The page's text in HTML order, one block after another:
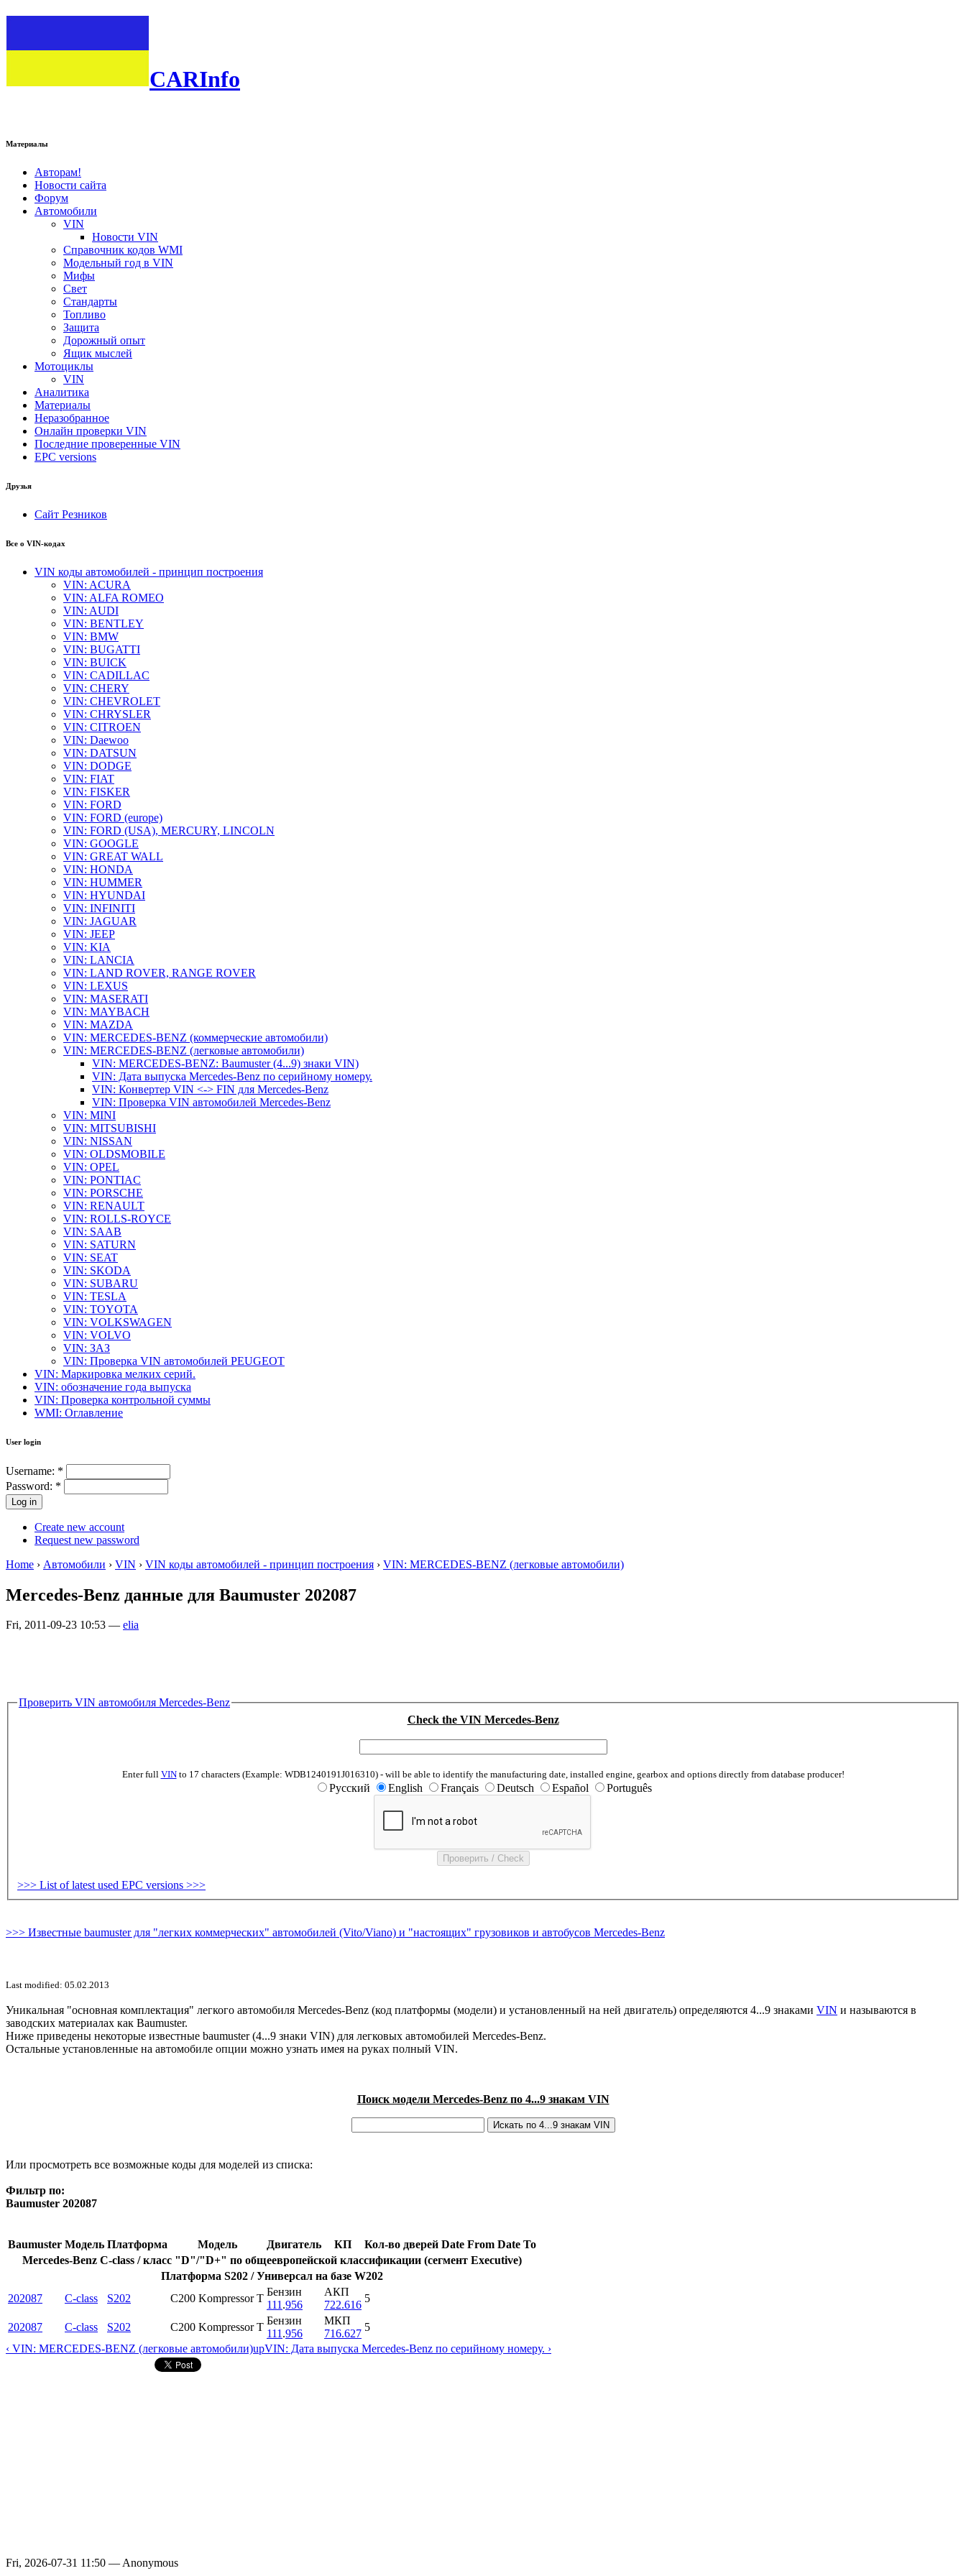
CARInfo
Материалы
Авторам!
Новости сайта
Форум
Автомобили
VIN
Новости VIN
Справочник кодов WMI
Модельный год в VIN
Мифы
Свет
Стандарты
Топливо
Защита
Дорожный опыт
Ящик мыслей
Мотоциклы
VIN
Аналитика
Материалы
Неразобранное
Онлайн проверки VIN
Последние проверенные VIN
EPC versions
Друзья
Сайт Резников
Все о VIN-кодах
VIN коды автомобилей - принцип построения
VIN: ACURA
VIN: ALFA ROMEO
VIN: AUDI
VIN: BENTLEY
VIN: BMW
VIN: BUGATTI
VIN: BUICK
VIN: CADILLAC
VIN: CHERY
VIN: CHEVROLET
VIN: CHRYSLER
VIN: CITROEN
VIN: Daewoo
VIN: DATSUN
VIN: DODGE
VIN: FIAT
VIN: FISKER
VIN: FORD
VIN: FORD (europe)
VIN: FORD (USA), MERCURY, LINCOLN
VIN: GOOGLE
VIN: GREAT WALL
VIN: HONDA
VIN: HUMMER
VIN: HYUNDAI
VIN: INFINITI
VIN: JAGUAR
VIN: JEEP
VIN: KIA
VIN: LANCIA
VIN: LAND ROVER, RANGE ROVER
VIN: LEXUS
VIN: MASERATI
VIN: MAYBACH
VIN: MAZDA
VIN: MERCEDES-BENZ (коммерческие автомобили)
VIN: MERCEDES-BENZ (легковые автомобили)
VIN: MERCEDES-BENZ: Baumuster (4...9) знаки VIN)
VIN: Дата выпуска Mercedes-Benz по серийному номеру.
VIN: Конвертер VIN <-> FIN для Mercedes-Benz
VIN: Проверка VIN автомобилей Mercedes-Benz
VIN: MINI
VIN: MITSUBISHI
VIN: NISSAN
VIN: OLDSMOBILE
VIN: OPEL
VIN: PONTIAC
VIN: PORSCHE
VIN: RENAULT
VIN: ROLLS-ROYCE
VIN: SAAB
VIN: SATURN
VIN: SEAT
VIN: SKODA
VIN: SUBARU
VIN: TESLA
VIN: TOYOTA
VIN: VOLKSWAGEN
VIN: VOLVO
VIN: ЗАЗ
VIN: Проверка VIN автомобилей PEUGEOT
VIN: Маркировка мелких серий.
VIN: обозначение года выпуска
VIN: Проверка контрольной суммы
WMI: Оглавление
User login
Username: *
Password: *
Create new account
Request new password
Home › Автомобили › VIN › VIN коды автомобилей - принцип построения › VIN: MERCEDES-BENZ (легковые автомобили)
Mercedes-Benz данные для Baumuster 202087
Fri, 2011-09-23 10:53 — elia
Проверить VIN автомобиля Mercedes-Benz
Check the VIN Mercedes-Benz
Enter full VINto 17 characters (Example: WDB1240191J016310) - will be able to identify the manufacturing date, installed engine, gearbox and options directly from database producer!
Русский English Français Deutsch Español Português
>>> List of latest used EPC versions >>>
>>> Известные baumuster для "легких коммерческих" автомобилей (Vito/Viano) и "настоящих" грузовиков и автобусов Mercedes-Benz
Last modified: 05.02.2013
Уникальная "основная комплектация" легкого автомобиля Mercedes-Benz (код платформы (модели) и установленный на ней двигатель) определяются 4...9 знаками VIN и называются в
заводских материалах как Baumuster.
Ниже приведены некоторые известные baumuster (4...9 знаки VIN) для легковых автомобилей Mercedes-Benz.
Остальные установленные на автомобиле опции можно узнать имея на руках полный VIN.
Поиск модели Mercedes-Benz по 4...9 знакам VIN
Или просмотреть все возможные коды для моделей из списка:
Фильтр по:
Baumuster 202087
Baumuster Модель Платформа Модель Двигатель КП Кол-во дверей Date From Date To
Mercedes-Benz C-class / класс "D"/"D+" по общеевропейской классификации (сегмент Executive)
Платформа S202 / Универсал на базе W202
202087
C-class S202 C200 Kompressor T
Бензин
111 .956
АКП
722.616
5
202087 C-class S202 C200 Kompressor T
Бензин
111 .956
МКП
716.627
5
‹ VIN: MERCEDES-BENZ (легковые автомобили)upVIN: Дата выпуска Mercedes-Benz по серийному номеру. ›
Fri, 2026-07-31 11:50 — Anonymous